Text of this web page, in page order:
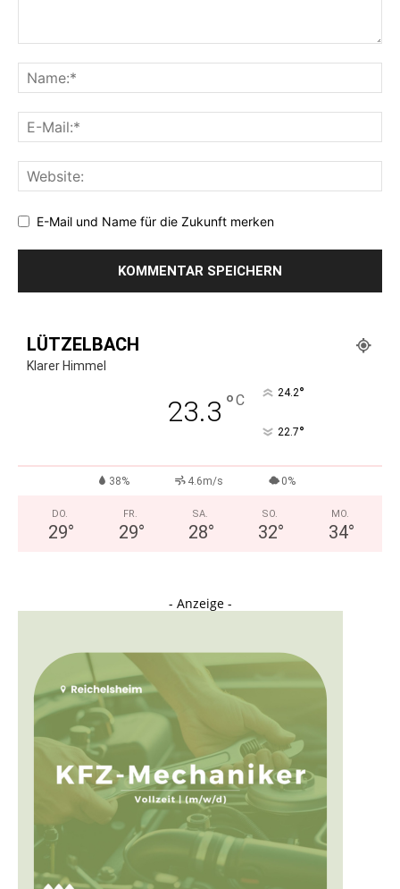
E-Mail und Name für die Zukunft merken
LÜTZELBACH
Klarer Himmel
23.3 °C 24.2°
22.7°
38% 4.6m/s 0%
DO.
29°
FR.
29°
SA.
28°
SO.
32°
MO.
34°
- Anzeige -